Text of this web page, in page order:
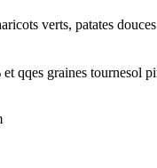
verts, patates
qqes graines tournesol